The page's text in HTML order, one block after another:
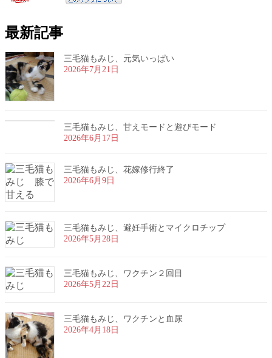
最新記事
三毛猫もみじ、元気いっぱい
2026年7月21日
三毛猫もみじ、甘えモードと遊びモード
2026年6月17日
三毛猫もみじ、花嫁修行終了
2026年6月9日
三毛猫もみじ、避妊手術とマイクロチップ
2026年5月28日
三毛猫もみじ、ワクチン２回目
2026年5月22日
三毛猫もみじ、ワクチンと血尿
2026年4月18日